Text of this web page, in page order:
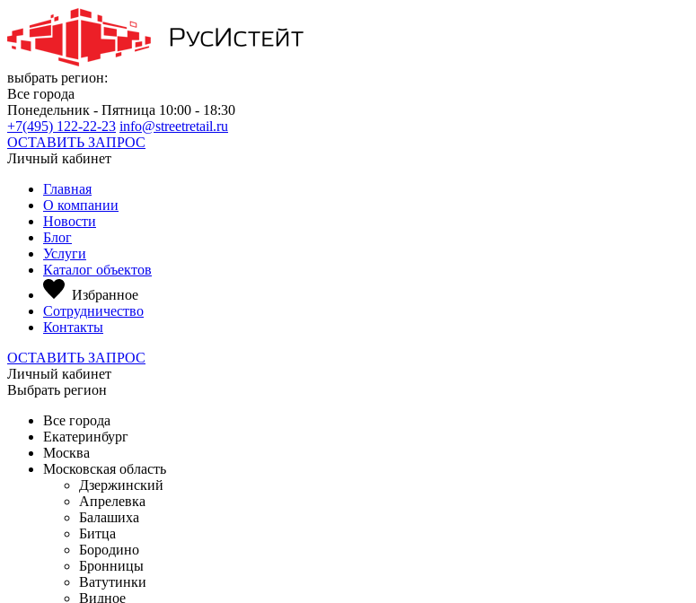
выбрать регион:
Все города
Понедельник - Пятница 10:00 - 18:30
+7(495) 122-22-23 info@streetretail.ru
ОСТАВИТЬ ЗАПРОС
Личный кабинет
Главная
О компании
Новости
Блог
Услуги
Каталог объектов
Избранное
Сотрудничество
Контакты
ОСТАВИТЬ ЗАПРОС
Личный кабинет
Выбрать регион
Все города
Екатеринбург
Москва
Московская область
Дзержинский
Апрелевка
Балашиха
Битца
Бородино
Бронницы
Ватутинки
Видное